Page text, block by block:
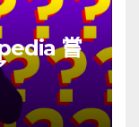
嘗